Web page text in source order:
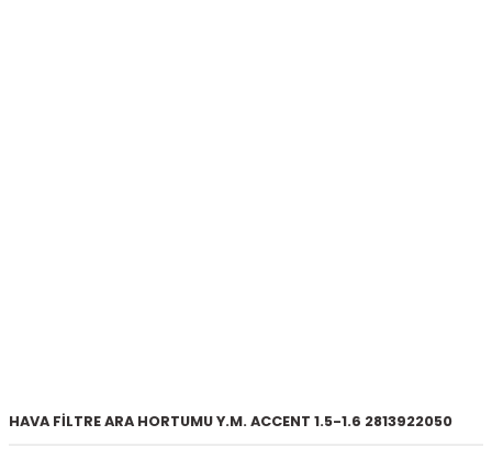
HAVA FİLTRE ARA HORTUMU Y.M. ACCENT 1.5-1.6 2813922050